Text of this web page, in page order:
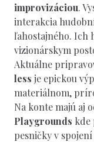
improvizáciou.
interakcia
ľahostajného. Ich
vizionárskym
Aktuálne
less je epickou
materiálnom,
Na konte majú aj
Playgrounds kde
pesničky v